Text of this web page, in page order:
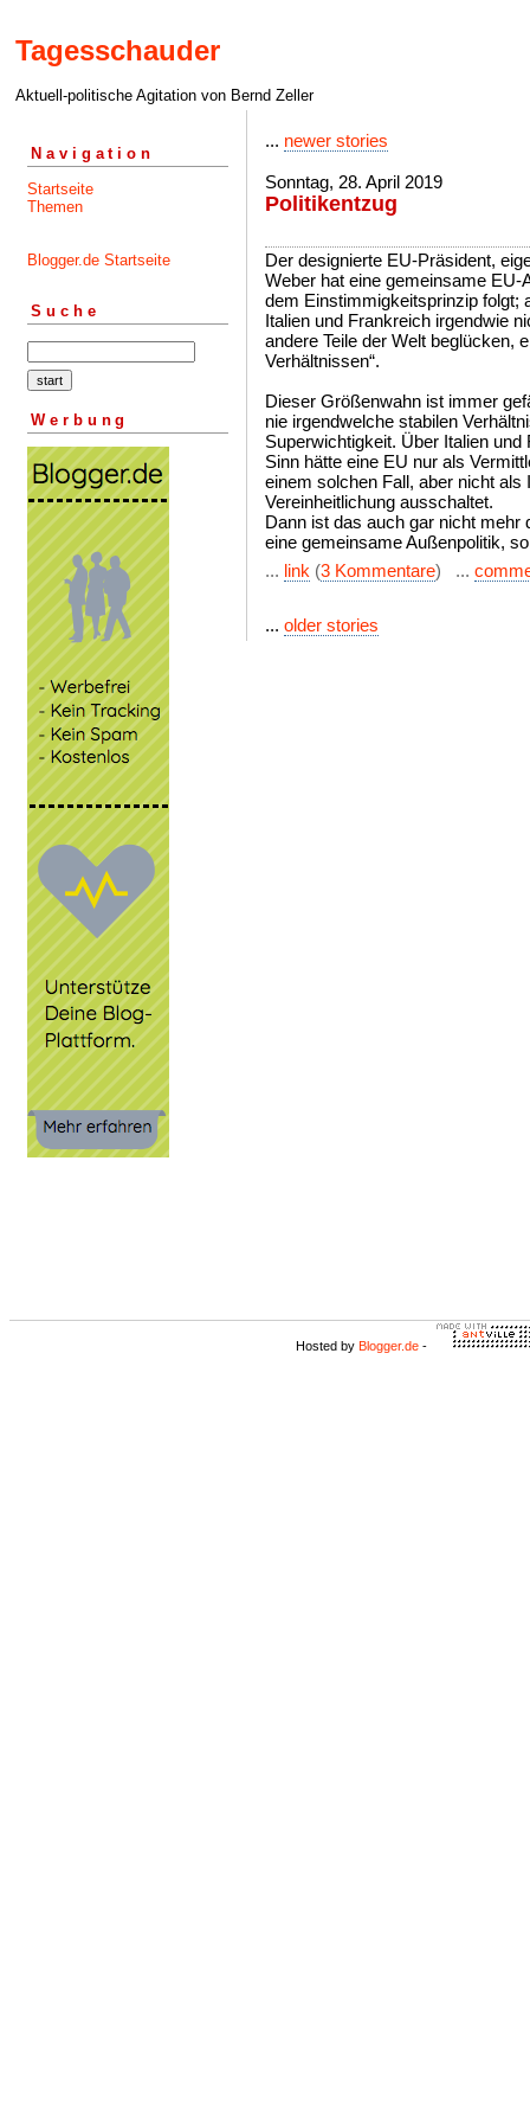
Tagesschauder
Aktuell-politische Agitation von Bernd Zeller
Navigation
Startseite
Themen
Blogger.de Startseite
Suche
Werbung
... newer stories
Sonntag, 28. April 2019
Politikentzug
Der designierte EU-Präsident,
Weber hat eine gemeinsame
dem Einstimmigkeitsprinzip folgt;
Italien und Frankreich irgendwie
andere Teile der Welt beglücken,
Verhältnissen“.
Dieser Größenwahn ist immer
nie irgendwelche stabilen
Superwichtigkeit. Über Italien und
Sinn hätte eine EU nur als
einem solchen Fall, aber nicht als
Vereinheitlichung ausschaltet.
Dann ist das auch gar nicht
eine gemeinsame Außenpolitik,
... link (3 Kommentare) ...
... older stories
Hosted by Blogger.de -